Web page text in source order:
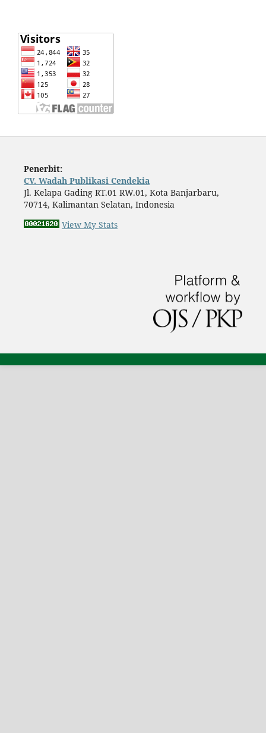
Penerbit:
CV. Wadah Publikasi Cendekia
Jl. Kelapa Gading RT.01 RW.01, Kota Banjarbaru,
70714, Kalimantan Selatan, Indonesia
View My Stats